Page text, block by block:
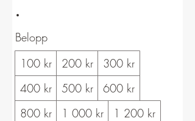
Belopp
100 kr
200 kr
300 kr
400 kr
500 kr
600 kr
800 kr
1 000 kr
1 200 kr